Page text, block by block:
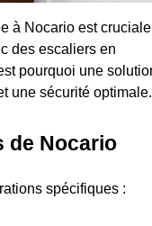
à Nocario est
des escaliers en
pourquoi une
une sécurité optimale.
de Nocario
spécifiques :